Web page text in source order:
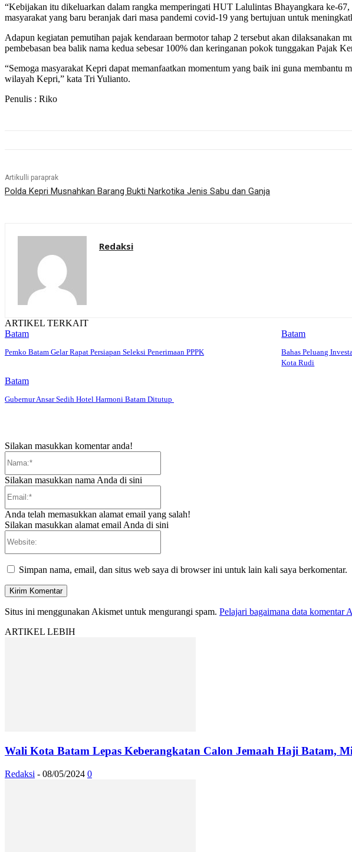
“Kebijakan itu dikeluarkan dalam rangka memperingati HUT Lalulintas Bhayangkara ke-
masyarakat yang baru beranjak dari masa pandemi covid-19 yang bertujuan untuk
Adapun kegiatan pemutihan pajak kendaraan bermotor tahap 2 tersebut akan dilaksanakan
pembebasan bea balik nama kedua sebesar 100% dan keringanan pokok tunggakan Pajak
“Semoga masyarakat Kepri dapat memanfaatkan momentum yang baik ini guna membantu
wilayah Kepri,” kata Tri Yulianto.
Penulis : Riko
Artikulli paraprak
Polda Kepri Musnahkan Barang Bukti Narkotika Jenis Sabu dan Ganja
Redaksi
ARTIKEL TERKAIT
Batam
Pemko Batam Gelar Rapat Persiapan Seleksi Penerimaan PPPK
Batam
Bahas Peluang
Kota Rudi
Batam
Gubernur Ansar Sedih Hotel Harmoni Batam Ditutup
Silakan masukkan komentar anda!
Silakan masukkan nama Anda di sini
Anda telah memasukkan alamat email yang salah!
Silakan masukkan alamat email Anda di sini
Simpan nama, email, dan situs web saya di browser ini untuk lain kali saya berkomentar.
Situs ini menggunakan Akismet untuk mengurangi spam. Pelajari bagaimana data komentar
ARTIKEL LEBIH
Wali Kota Batam Lepas Keberangkatan Calon Jemaah Haji Batam,
Redaksi - 08/05/2024 0